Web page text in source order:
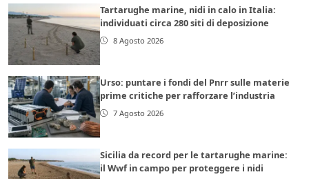
Tartarughe marine, nidi in calo in Italia:
individuati circa 280 siti di deposizione
8 Agosto 2026
Urso: puntare i fondi del Pnrr sulle materie
prime critiche per rafforzare l’industria
7 Agosto 2026
Sicilia da record per le tartarughe marine:
il Wwf in campo per proteggere i nidi